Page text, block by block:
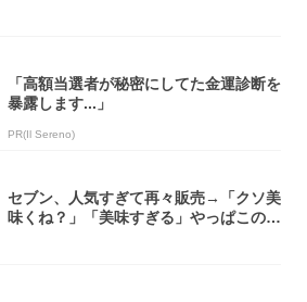
「高額当選者が秘密にしてた金運診断を
暴露します...」
PR(Il Sereno)
セブン、人気すぎて再々販売→「クソ美
味くね？」「美味すぎる」やっぱこのク